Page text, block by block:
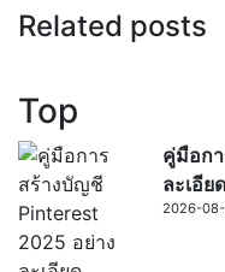
Related posts
Top
คู่มือก
ละเอียด
2026-